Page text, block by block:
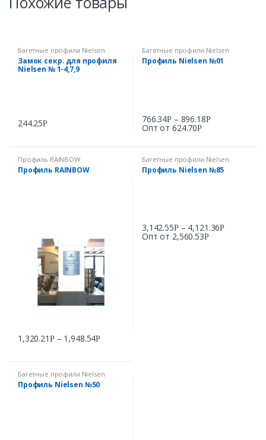
Багетные профили Nielsen
Замок секр. для профиля
Nielsen № 1-4,7,9
244.25Р
Багетные профили Nielsen
Профиль Nielsen №01
766.34Р – 896.18Р
Опт от624.70Р
Профиль RAINBOW
Профиль RAINBOW
1,320.21 Р– 1,948.54Р
Багетные профили Nielsen
Профиль Nielsen №85
3,142.55Р– 4,121.36Р
Опт от 2,560.53Р
Багетные профили Nielsen
Профиль Nielsen №50